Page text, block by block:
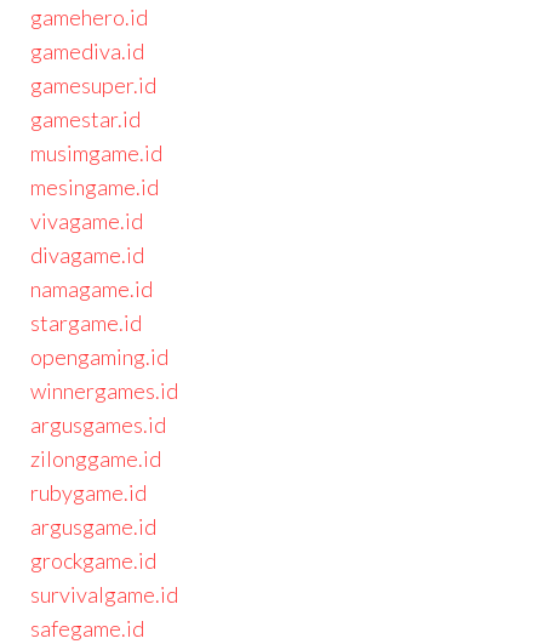
gamehero.id
gamediva.id
gamesuper.id
gamestar.id
musimgame.id
mesingame.id
vivagame.id
divagame.id
namagame.id
stargame.id
opengaming.id
winnergames.id
argusgames.id
zilonggame.id
rubygame.id
argusgame.id
grockgame.id
survivalgame.id
safegame.id